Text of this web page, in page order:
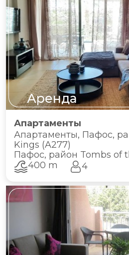
Аренда
Апартаменты
Апартаменты, Пафос,
Kings (A277)
Пафос, район Tombs of
400 m
4